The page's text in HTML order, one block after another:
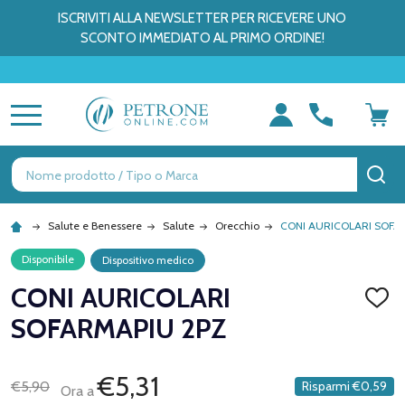
ISCRIVITI ALLA NEWSLETTER PER RICEVERE UNO
SCONTO IMMEDIATO AL PRIMO ORDINE!
Ricerca
Salute e Benessere Salute Orecchio CONI AURICOLARI
Disponibile Dispositivo medico
CONI AURICOLARI
SOFARMAPIU 2PZ
€5,90
Ora a€5,31 Risparmi €0,59